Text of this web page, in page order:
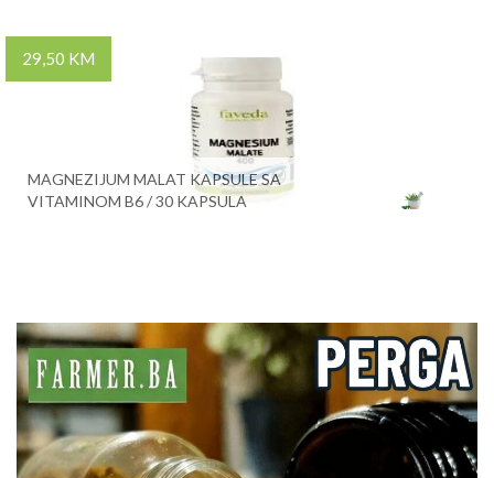
29,50 KM
MAGNEZIJUM MALAT KAPSULE SA
VITAMINOM B6 / 30 KAPSULA